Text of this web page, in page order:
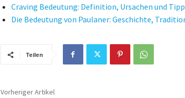
Craving Bedeutung: Definition, Ursachen und
Die Bedeutung von Paulaner: Geschichte,
Teilen
Vorheriger Artikel